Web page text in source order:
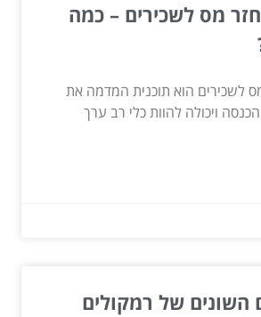
מס לשכירים – כמה
לשכירים הוא תוכנית המדמה את
ויכולה להוות כלי רב ערך
השונים של רמקולים